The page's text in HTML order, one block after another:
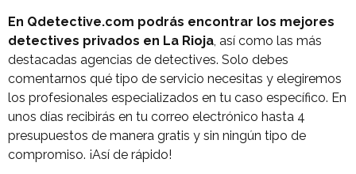
En Qdetective.com podrás encontrar los mejores
detectives privados en La Rioja, así como las más
destacadas agencias de detectives. Solo debes
comentarnos qué tipo de servicio necesitas y elegiremos
los profesionales especializados en tu caso específico. En
unos días recibirás en tu correo electrónico hasta 4
presupuestos de manera gratis y sin ningún tipo de
compromiso. ¡Así de rápido!